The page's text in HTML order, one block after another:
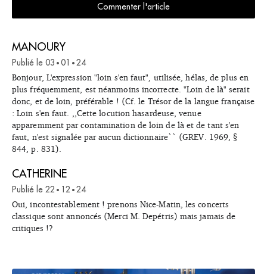
Commenter l'article
MANOURY
Publié le 03 • 01 • 24
Bonjour, L'expression "loin s'en faut", utilisée, hélas, de plus en
plus fréquemment, est néanmoins incorrecte. "Loin de là" serait
donc, et de loin, préférable ! (Cf. le Trésor de la langue française
: Loin s'en faut. ,,Cette locution hasardeuse, venue
apparemment par contamination de loin de là et de tant s'en
faut, n'est signalée par aucun dictionnaire`` (GREV. 1969, §
844, p. 831).
CATHERINE
Publié le 22 • 12 • 24
Oui, incontestablement ! prenons Nice-Matin, les concerts
classique sont annoncés (Merci M. Depétris) mais jamais de
critiques !?